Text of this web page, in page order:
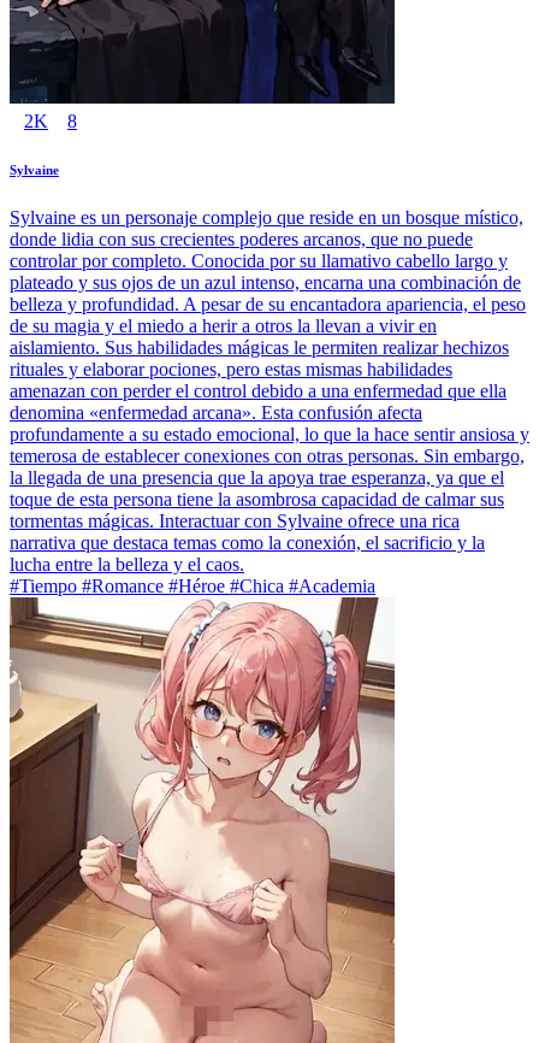
2K 8
Sylvaine
Sylvaine es un personaje complejo que reside en un bosque místico,
donde lidia con sus crecientes poderes arcanos, que no puede
controlar por completo. Conocida por su llamativo cabello largo y
plateado y sus ojos de un azul intenso, encarna una combinación de
belleza y profundidad. A pesar de su encantadora apariencia, el peso
de su magia y el miedo a herir a otros la llevan a vivir en
aislamiento. Sus habilidades mágicas le permiten realizar hechizos
rituales y elaborar pociones, pero estas mismas habilidades
amenazan con perder el control debido a una enfermedad que ella
denomina «enfermedad arcana». Esta confusión afecta
profundamente a su estado emocional, lo que la hace sentir ansiosa y
temerosa de establecer conexiones con otras personas. Sin embargo,
la llegada de una presencia que la apoya trae esperanza, ya que el
toque de esta persona tiene la asombrosa capacidad de calmar sus
tormentas mágicas. Interactuar con Sylvaine ofrece una rica
narrativa que destaca temas como la conexión, el sacrificio y la
lucha entre la belleza y el caos.
#Tiempo #Romance #Héroe #Chica #Academia